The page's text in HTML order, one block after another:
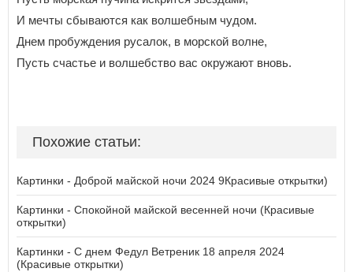
И мечты сбываются как волшебным чудом.
Днем пробуждения русалок, в морской волне,
Пусть счастье и волшебство вас окружают вновь.
Похожие статьи:
Картинки - Доброй майской ночи 2024 9Красивые открытки)
Картинки - Спокойной майской весенней ночи (Красивые
открытки)
Картинки - С днем Фeдул Вeтpeник 18 апреля 2024
(Красивые открытки)